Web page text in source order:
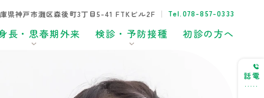
県神戸市灘区森後町3丁目5-41 FTKビル2F Tel.078-857-0333
長・思春期外来 検診・予防接種 初診の方へ
電話